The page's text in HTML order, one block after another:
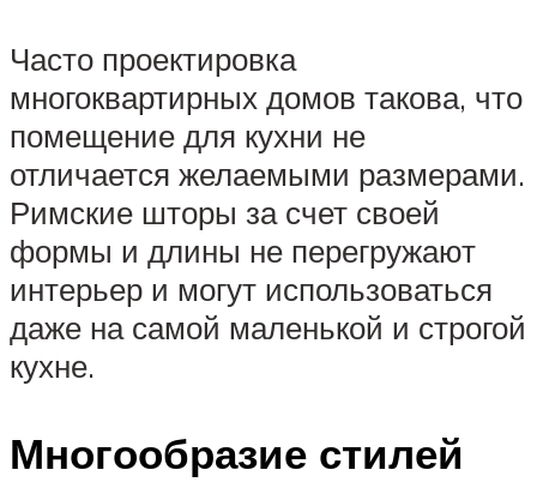
Часто проектировка
многоквартирных домов такова, что
помещение для кухни не
отличается желаемыми размерами.
Римские шторы за счет своей
формы и длины не перегружают
интерьер и могут использоваться
даже на самой маленькой и строгой
кухне.
Многообразие стилей